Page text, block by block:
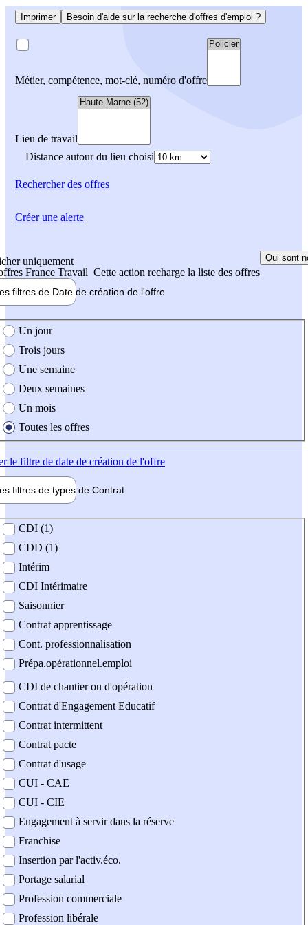
Imprimer Besoin d'aide sur la recherche d'offres d'emploi ?
Métier, compétence, mot-clé, numéro d'offre
Lieu de travail
Distance autour du lieu choisi
Rechercherdes offres
uniquement
France Travail Cette action recharge la liste des offres
Qui sont
filtres de Date de création de l'offre
création de l'offre
Un jour
Trois jours
Une semaine
Deux semaines
Un mois
Toutes les offres
le filtre de date de création de l'offre
filtres de types de Contrat
contrat
CDI (1)
CDD (1)
Intérim
CDI Intérimaire
Saisonnier
Contrat apprentissage
Cont. professionnalisation
Prépa.opérationnel.emploi
CDI de chantier ou d'opération
Contrat d'Engagement Educatif
Contrat intermittent
Contrat pacte
Contrat d'usage
CUI - CAE
CUI - CIE
Engagement à servir dans la réserve
Franchise
Insertion par l'activ.éco.
Portage salarial
Profession commerciale
Profession libérale
Créer une alerte